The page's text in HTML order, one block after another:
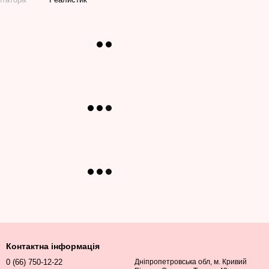
Контактна інформація
0 (66) 750-12-22
Дніпропетровська обл, м. Кривий